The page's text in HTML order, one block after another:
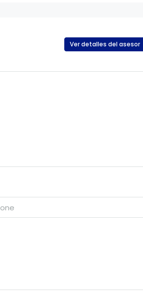
Ver detalles del asesor